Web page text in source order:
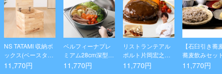
NS TATAMI 収納ボ
ックス(ベースタイ
プ)
11,770円
ベルフィーナプレ
ミアム28cm深型蒸
し器セット(新ハン
11,770円
リストランテアル
ポルト片岡宏之監
修 黒トリュフソー
11,770円
【石臼引き蕎
蕎麦飲みセッ
11,770円